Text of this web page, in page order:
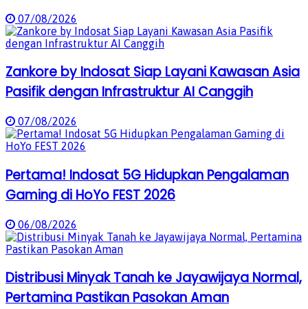
07/08/2026
Zankore by Indosat Siap Layani Kawasan Asia
Pasifik dengan Infrastruktur AI Canggih
07/08/2026
Pertama! Indosat 5G Hidupkan Pengalaman
Gaming di HoYo FEST 2026
06/08/2026
Distribusi Minyak Tanah ke Jayawijaya Normal,
Pertamina Pastikan Pasokan Aman